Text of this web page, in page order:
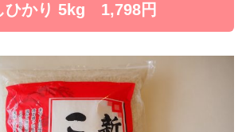
ひかり 5kg 1,798円